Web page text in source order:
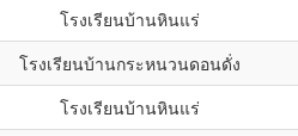
โรงเรียนบ้านหินแร่
โรงเรียนบ้านกระหนวนดอนดั่ง
โรงเรียนบ้านหินแร่